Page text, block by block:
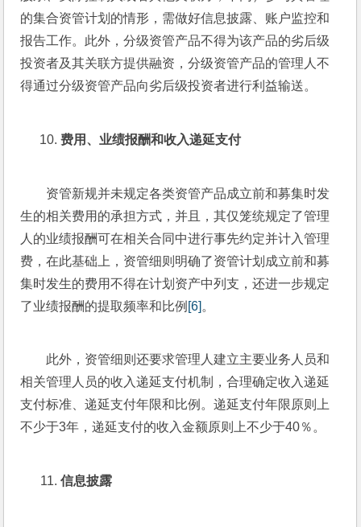
的集合资管计划的情形，需做好信息披露、账户监控和
报告工作。此外，分级资管产品不得为该产品的劣后级
投资者及其关联方提供融资，分级资管产品的管理人不
得通过分级资管产品向劣后级投资者进行利益输送。
费用 、业绩报酬和收入递延支付
资管新规并未规定各类资管产品成立前和募集时发
生的相关费用的承担方式，并且，其仅笼统规定了管理
人的业绩报酬可在相关合同中进行事先约定并计入管理
费，在此基础上，资管细则明确了资管计划成立前和募
集时发生的费用不得在计划资产中列支，还进一步规定
了业绩报酬的提取频率和比例 [6] 。
此外，资管细则还要求管理人建立主要业务人员和
相关管理人员的收入递延支付机制，合理确定收入递延
支付标准、递延支付年限和比例。递延支付年限原则上
不少于3年，递延支付的收入金额原则上不少于40％。
信息披露